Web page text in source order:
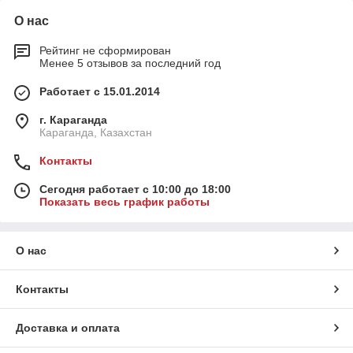
О нас
Рейтинг не сформирован
Менее 5 отзывов за последний год
Работает с 15.01.2014
г. Караганда
Караганда, Казахстан
Контакты
Сегодня работает с 10:00 до 18:00
Показать весь график работы
О нас
Контакты
Доставка и оплата